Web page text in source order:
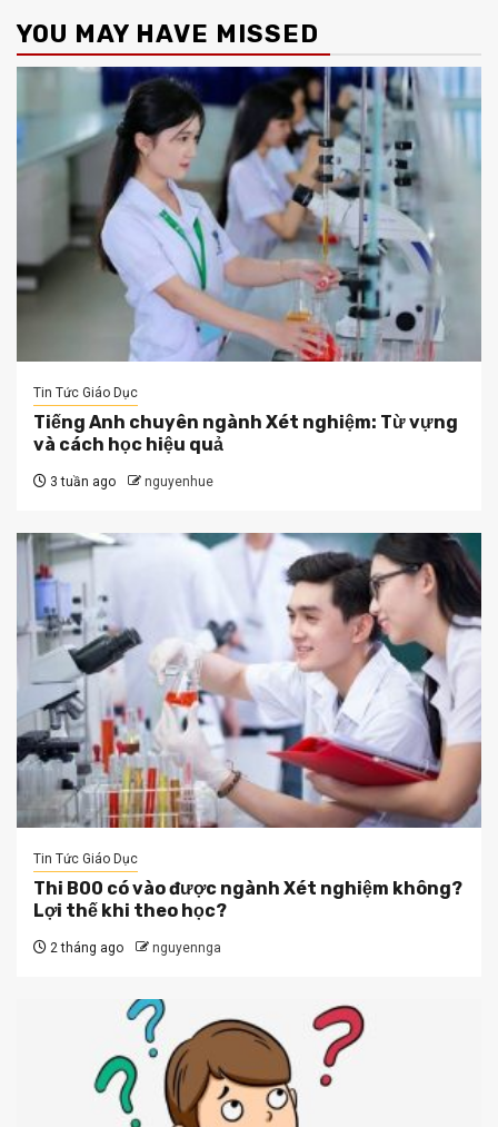
YOU MAY HAVE MISSED
Tin Tức Giáo Dục
Tiếng Anh chuyên ngành Xét nghiệm: Từ vựng
và cách học hiệu quả
3 tuần ago nguyenhue
Tin Tức Giáo Dục
Thi B00 có vào được ngành Xét nghiệm không?
Lợi thế khi theo học?
2 tháng ago nguyennga